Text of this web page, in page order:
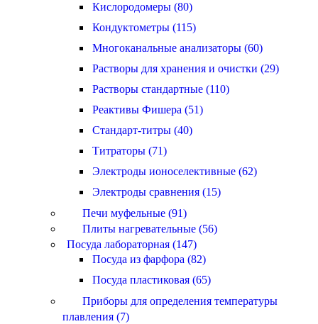
Кислородомеры (80)
Кондуктометры (115)
Многоканальные анализаторы (60)
Растворы для хранения и очистки (29)
Растворы стандартные (110)
Реактивы Фишера (51)
Стандарт-титры (40)
Титраторы (71)
Электроды ионоселективные (62)
Электроды сравнения (15)
Печи муфельные (91)
Плиты нагревательные (56)
Посуда лабораторная (147)
Посуда из фарфора (82)
Посуда пластиковая (65)
Приборы для определения температуры
плавления (7)